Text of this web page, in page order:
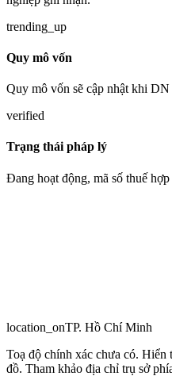
trending_up
Quy mô vốn
Quy mô vốn sẽ cập nhật khi
verified
Trạng thái pháp lý
Đang hoạt động, mã số thuế
location_onTP. Hồ Chí Minh
Toạ độ chính xác chưa có.
đồ. Tham khảo địa chỉ trụ sở